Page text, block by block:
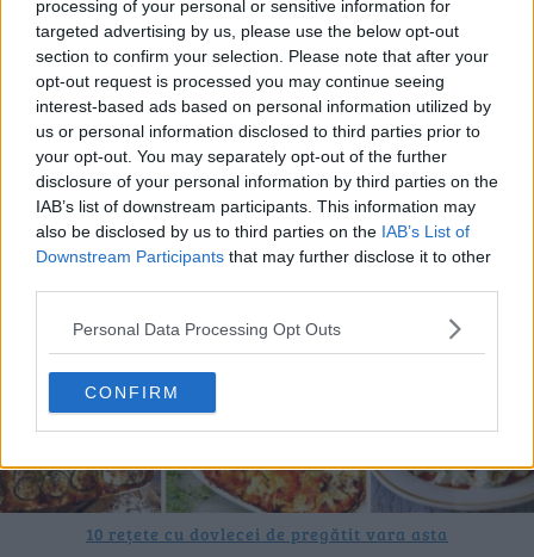
processing of your personal or sensitive information for
targeted advertising by us, please use the below opt-out
section to confirm your selection. Please note that after your
opt-out request is processed you may continue seeing
interest-based ads based on personal information utilized by
us or personal information disclosed to third parties prior to
your opt-out. You may separately opt-out of the further
disclosure of your personal information by third parties on the
IAB’s list of downstream participants. This information may
also be disclosed by us to third parties on the IAB’s List of
Downstream Participants that may further disclose it to other
Personal Data Processing Opt Outs
CONFIRM
20 de rețete de salate de vară fără prelucrare termică
06.08.2026
10 rețete cu dovlecei de pregătit vara asta